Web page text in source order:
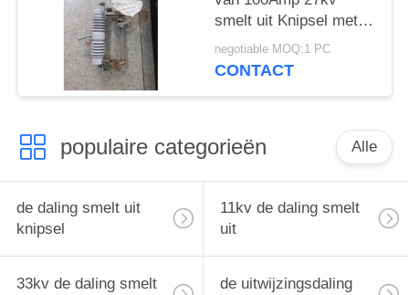
smelt uit Knipsel met
boog extingquishing
kamer
negotiable MOQ:1 PC
CONTACT
populaire categorieën Alle
de daling smelt uit
knipsel
11kv de daling smelt
uit
33kv de daling smelt
de uitwijzingsdaling